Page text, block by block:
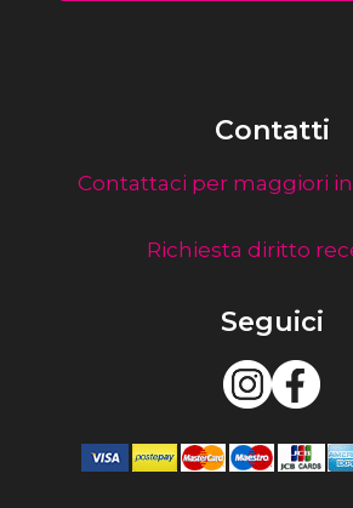
Contatti
Contattaci per maggiori
Richiesta diritto
Seguici